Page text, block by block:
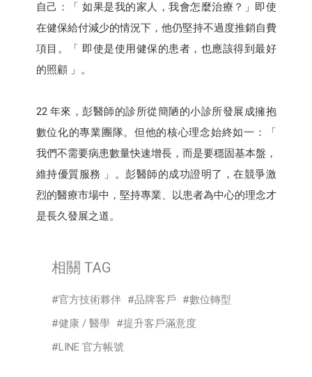
自己：「 如果是我的家人，我會怎麼治療？」即使
在健保給付減少的情況下，他仍堅持不過度推銷自費
項目。「 即使是使用健保的患者，也應該得到最好
的照顧 」。
22 年來，彭醫師的診所從簡陋的小診所發展成擁抱
數位化的專業團隊。但他的核心理念始終如一：「
我們不需要病患數量快速增長，而是要穩固基本盤，
維持優質服務 」。彭醫師的成功證明了，在競爭激
烈的醫療市場中，堅持專業、以患者為中心的理念才
是長久發展之道。
相關 TAG
官方技術夥伴 品牌客戶
數位轉型
健康 / 醫學
提升客戶滿意度
LINE 官方帳號